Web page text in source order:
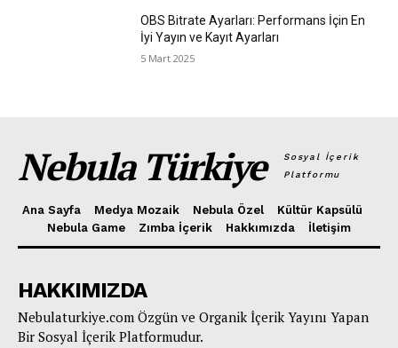
OBS Bitrate Ayarları: Performans İçin En
İyi Yayın ve Kayıt Ayarları
5 Mart 2025
Nebula Türkiye
Sosyal İçerik
Platformu
Ana Sayfa Medya Mozaik Nebula Özel
Kültür Kapsülü
Nebula Game
Zımba İçerik Hakkımızda İletişim
HAKKIMIZDA
Nebulaturkiye.com Özgün ve Organik İçerik Yayını Yapan
Bir Sosyal İçerik Platformudur.